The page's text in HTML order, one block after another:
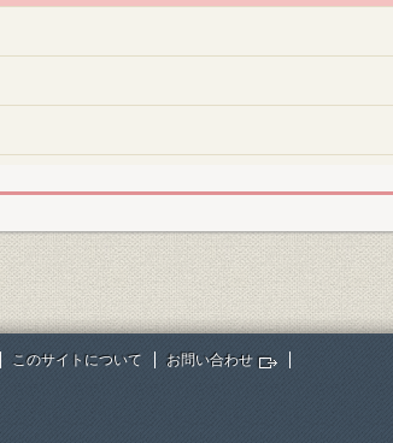
年~二〇年)
このサイトについて お問い合わせ